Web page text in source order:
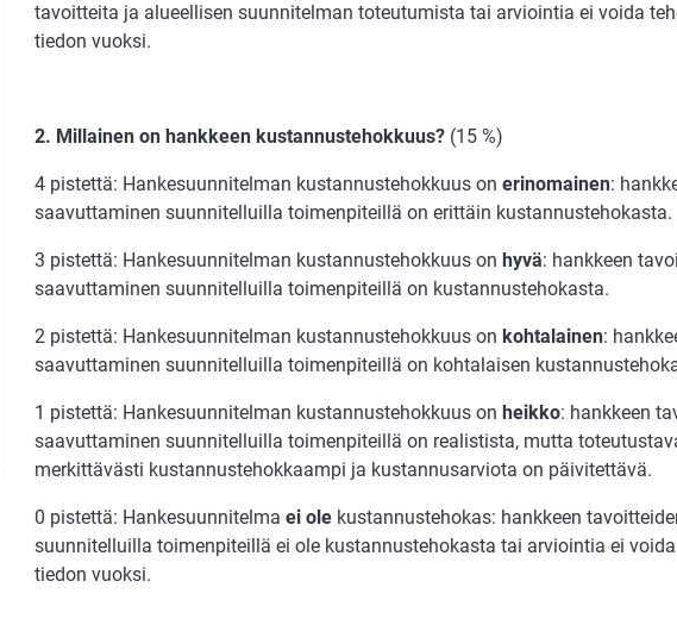
tavoitteita ja alueellisen suunnitelman toteutumista tai arviointia ei voida
tiedon vuoksi.
2. Millainen on hankkeen kustannustehokkuus? (15 %)
4 pistettä: Hankesuunnitelman kustannustehokkuus on erinomainen:
saavuttaminen suunnitelluilla toimenpiteillä on erittäin kustannustehokasta.
3 pistettä: Hankesuunnitelman kustannustehokkuus on hyvä: hankkeen
saavuttaminen suunnitelluilla toimenpiteillä on kustannustehokasta.
2 pistettä: Hankesuunnitelman kustannustehokkuus on kohtalainen:
saavuttaminen suunnitelluilla toimenpiteillä on kohtalaisen
1 pistettä: Hankesuunnitelman kustannustehokkuus on heikko: hankkeen
saavuttaminen suunnitelluilla toimenpiteillä on realistista, mutta
merkittävästi kustannustehokkaampi ja kustannusarviota on päivitettävä.
0 pistettä: Hankesuunnitelma ei ole kustannustehokas: hankkeen
suunnitelluilla toimenpiteillä ei ole kustannustehokasta tai arviointia ei
tiedon vuoksi.